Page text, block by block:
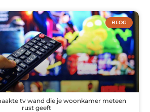
BLOG
tv wand die je woonkamer meteen
rust geeft